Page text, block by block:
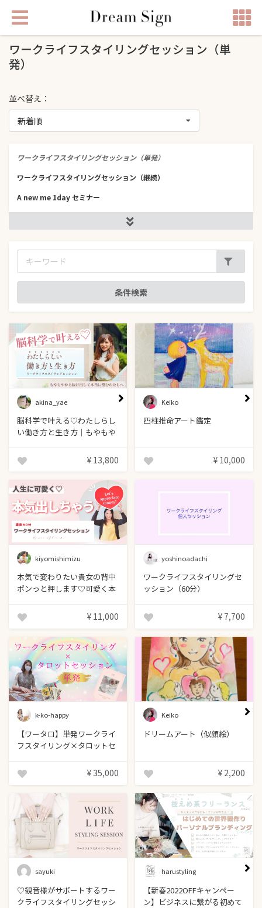
ワークライフスタイリングセッション（単
発）
並べ替え：
新着順
ワークライフスタイリングセッション（単発）
ワークライフスタイリングセッション（継続）
A new me 1day セミナー
akina_yae
脳科学で叶える♡わたしらし
い働き方と生き方｜もやもや
たしへ
¥ 13,800
Keiko
四柱推命アート鑑定
¥ 10,000
kiyomishimizu
本気で変わりたい貴女の背中
ポンっと押します♡可愛く本
¥ 11,000
yoshinoadachi
ワークライフスタイリングセ
ッション（60分）
¥ 7,700
k-ko-happy
【ワータロ】単発ワークライ
フスタイリング×タロットセ
¥ 35,000
Keiko
ドリームアート（似顔絵）
¥ 2,200
sayuki
♡観音様がサポートするワー
クライフスタイリングセッシ
harustyling
【新春2022OFFキャンペー
ン】ビジネスに繋がる初めて